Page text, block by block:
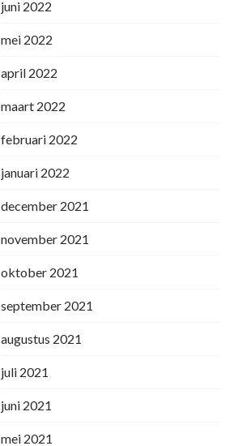
juni 2022
mei 2022
april 2022
maart 2022
februari 2022
januari 2022
december 2021
november 2021
oktober 2021
september 2021
augustus 2021
juli 2021
juni 2021
mei 2021